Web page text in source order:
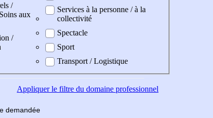
/
aux
/
Services à la personne / à la
collectivité
Spectacle
Sport
Transport / Logistique
Appliquerle filtre du domaine professionnel
demandée